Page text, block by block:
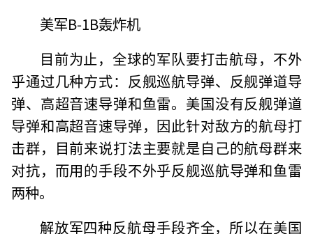
美军B-1B轰炸机
目前为止，全球的军队要打击航母，不外
乎通过几种方式：反舰巡航导弹、反舰弹道导
弹、高超音速导弹和鱼雷。美国没有反舰弹道
导弹和高超音速导弹，因此针对敌方的航母打
击群，目前来说打法主要就是自己的航母群来
对抗，而用的手段不外乎反舰巡航导弹和鱼雷
两种。
解放军四种反航母手段齐全，所以在美国